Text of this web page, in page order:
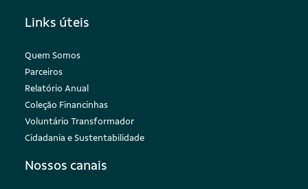
Links úteis
Quem Somos
Parceiros
Relatório Anual
Coleção Financinhas
Voluntário Transformador
Cidadania e Sustentabilidade
Nossos canais